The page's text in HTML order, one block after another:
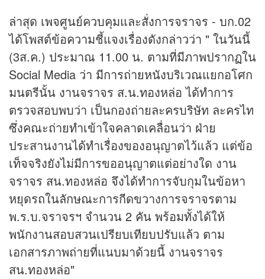
ล่าสุด เพจศูนย์ควบคุมและสั่งการจราจร - บก.02
ได้โพสต์ข้อความชี้แจงเรื่องดังกล่าวว่า " ในวันนี้
(3ส.ค.) ประมาณ 11.00 น. ตามที่มีภาพปรากฏใน
Social Media ว่า มีการถ่ายหนังบริเวณแยกอโศก
มนตรีนั้น งานจราจร ส.น.ทองหล่อ ได้ทำการ
ตรวจสอบพบว่า เป็นกองถ่ายละครบริษัท ละครไท
ซึ่งคณะถ่ายทำเข้าใจคลาดเคลื่อนว่า ฝ่าย
ประสานงานได้ทำเรื่องของอนุญาตไว้แล้ว แต่ข้อ
เท็จจริงยังไม่มีการขออนุญาตแต่อย่างใด งาน
จราจร สน.ทองหล่อ จึงได้ทำการจับกุมในข้อหา
หยุดรถในลักษณะการกีดขวางการจราจรตาม
พ.ร.บ.จราจรฯ จำนวน 2 คัน พร้อมทั้งได้ให้
พนักงานสอบสวนเปรียบเทียบปรับแล้ว ตาม
เอกสารภาพถ่ายที่แนบมาด้วยนี้ งานจราจร
สน.ทองหล่อ"